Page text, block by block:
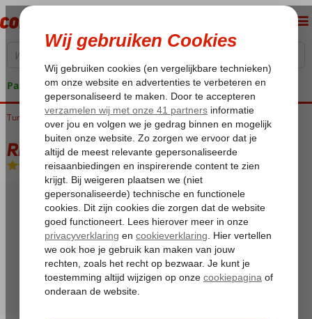
Pakketgarantie
Home
Turkije Turkse Riviera Side Side-Centrum Risus Hotel
Risus Hotel
Logies en ontbijt -Hotel